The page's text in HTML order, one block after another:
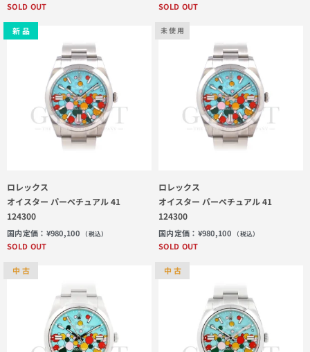
SOLD OUT SOLD OUT
新 品
ロレックス
オイスター パーペチュアル 41
124300
国内定価： ¥980,100 （税込）
SOLD OUT
未 使 用
ロレックス
オイスター パーペチュアル 41
124300
国内定価： ¥980,100 （税込）
SOLD OUT
中 古 中 古